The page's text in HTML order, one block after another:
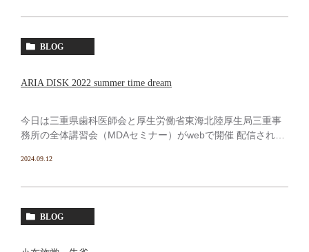
BLOG
ARIA DISK 2022 summer time dream
今日は三重県歯科医師会と厚生労働省東海北陸厚生局三重事
務所の全体講習会（MDAセミナー）がwebで開催 配信され、
時に診療所の方が便利なので毎日とほぼ同じ時間に出て来
2024.09.12
BLOG